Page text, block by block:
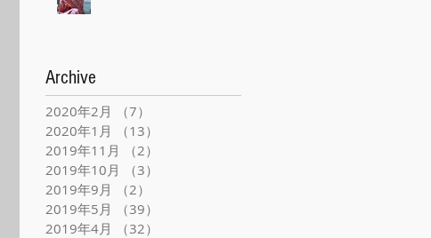
Archive
2020年2月 （7）
2020年1月
（13）
2019年11月
（2）
2019年10月
（3）
2019年9月
（2）
2019年5月
（39）
2019年4月
（32）